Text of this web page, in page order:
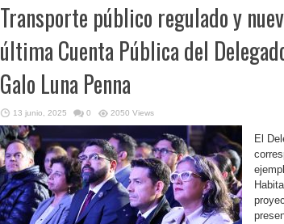
Transporte público regulado y
última Cuenta Pública del
Galo Luna Penna
13 junio, 2025 0 2050 Views
El